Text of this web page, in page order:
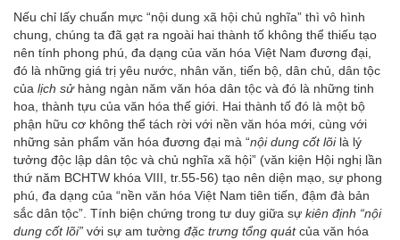
Nếu chỉ lấy chuẩn mực “nội dung xã hội chủ nghĩa” thì vô hình
chung, chúng ta đã gạt ra ngoài hai thành tố không thể thiếu tạo
nên tính phong phú, đa dạng của văn hóa Việt Nam đương đại,
đó là những giá trị yêu nước, nhân văn, tiến bộ, dân chủ, dân tộc
của lịch sửhàng ngàn năm văn hóa dân tộc và đó là những tinh
hoa, thành tựu của văn hóa thế giới. Hai thành tố đó là một bộ
phận hữu cơ không thể tách rời với nền văn hóa mới, cùng với
những sản phẩm văn hóa đương đại mà “nội dung cốt lõilà lý
tưởng độc lập dân tộc và chủ nghĩa xã hội” (văn kiện Hội nghị lần
thứ năm BCHTW khóa VIII, tr.55-56) tạo nên diện mạo, sự phong
phú, đa dạng của “nền văn hóa Việt Nam tiên tiến, đậm đà bản
sắc dân tộc”. Tính biện chứng trong tư duy giữa sự kiên định “nội
dung cốt lõi” với sự am tường đặc trưng tổng quátcủa văn hóa